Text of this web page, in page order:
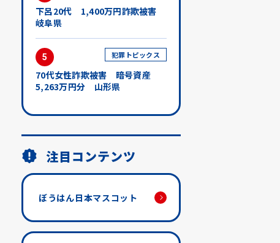
下呂20代 1,400万円詐欺被害
岐阜県
5 犯罪トピックス
70代女性詐欺被害 暗号資産
5,263万円分 山形県
注目コンテンツ
ぼうはん日本マスコット